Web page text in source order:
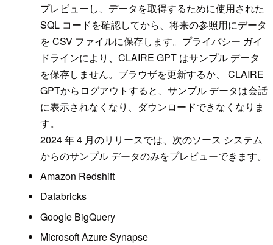
プレビューし、データを取得するために使用された
SQL コードを確認してから、将来の参照用にデータ
を CSV ファイルに保存します。プライバシー ガイ
ドラインにより、CLAIRE GPT はサンプル データ
を保存しません。ブラウザを更新するか、 CLAIRE
GPTからログアウトすると、サンプル データは会話
に表示されなくなり、ダウンロードできなくなりま
す。
2024 年 4 月のリリースでは、次のソース システム
からのサンプル データのみをプレビューできます。
Amazon Redshift
Databricks
Google BigQuery
Microsoft Azure Synapse